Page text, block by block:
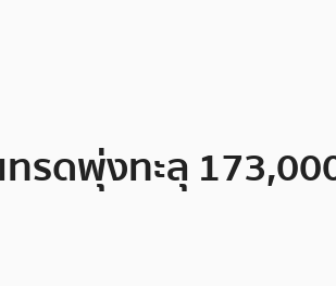
ทรดพุ่งทะลุ